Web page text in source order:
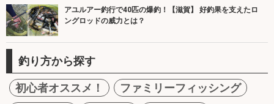
アユルアー釣行で40匹の爆釣！【滋賀】 好釣果を支えたロ
ングロッドの威力とは？
釣り方から探す
初心者オススメ！
ファミリーフィッシング